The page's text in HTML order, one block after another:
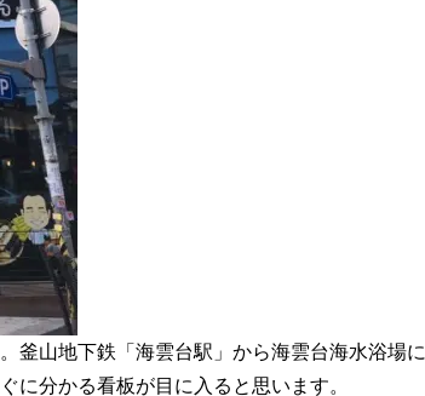
釜山地下鉄「海雲台駅」から海雲台海水浴場に
に分かる看板が目に入ると思います。